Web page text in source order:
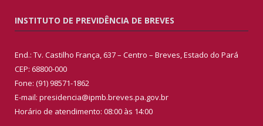
INSTITUTO DE PREVIDÊNCIA DE BREVES
End.: Tv. Castilho França, 637 – Centro – Breves, Estado do Pará
CEP: 68800-000
Fone: (91) 98571-1862
E-mail: presidencia@ipmb.breves.pa.gov.br
Horário de atendimento: 08:00 às 14:00